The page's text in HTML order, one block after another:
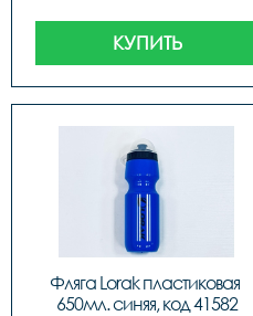
КУПИТЬ
Фляга Lorak пластиковая
650мл. синяя, код 41582